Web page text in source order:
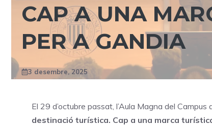
CAP A UNA
PER A GANDIA
3 desembre, 2025
El 29 d’octubre passat, l’Aula Magna del
destinació turística. Cap a una marca